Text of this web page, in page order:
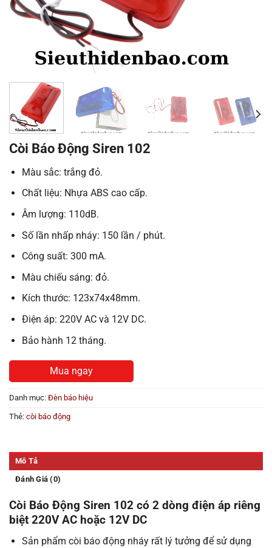
Còi Báo Động Siren 102
Màu sắc: trắng đỏ.
Chất liệu: Nhựa ABS cao cấp.
Âm lượng: 110dB.
Số lần nhấp nháy: 150 lần / phút.
Công suất: 300 mA.
Màu chiếu sáng: đỏ.
Kích thước: 123x74x48mm.
Điện áp: 220V AC và 12V DC.
Bảo hành 12 tháng.
Mua ngay
Danh mục: Đèn báo hiệu
Thẻ: còi báo động
Mô Tả
Đánh Giá (0)
Còi Báo Động Siren 102 có 2 dòng điện áp riêng
biệt 220V AC hoặc 12V DC
Sản phẩm còi báo động nháy rất lý tưởng để sử dụng